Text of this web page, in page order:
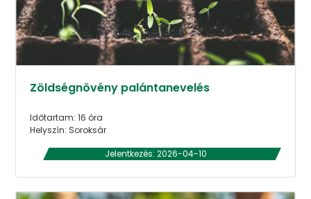
Zöldségnövény palántanevelés
Időtartam: 16 óra
Helyszín: Soroksár
Jelentkezés: 2026-04-10